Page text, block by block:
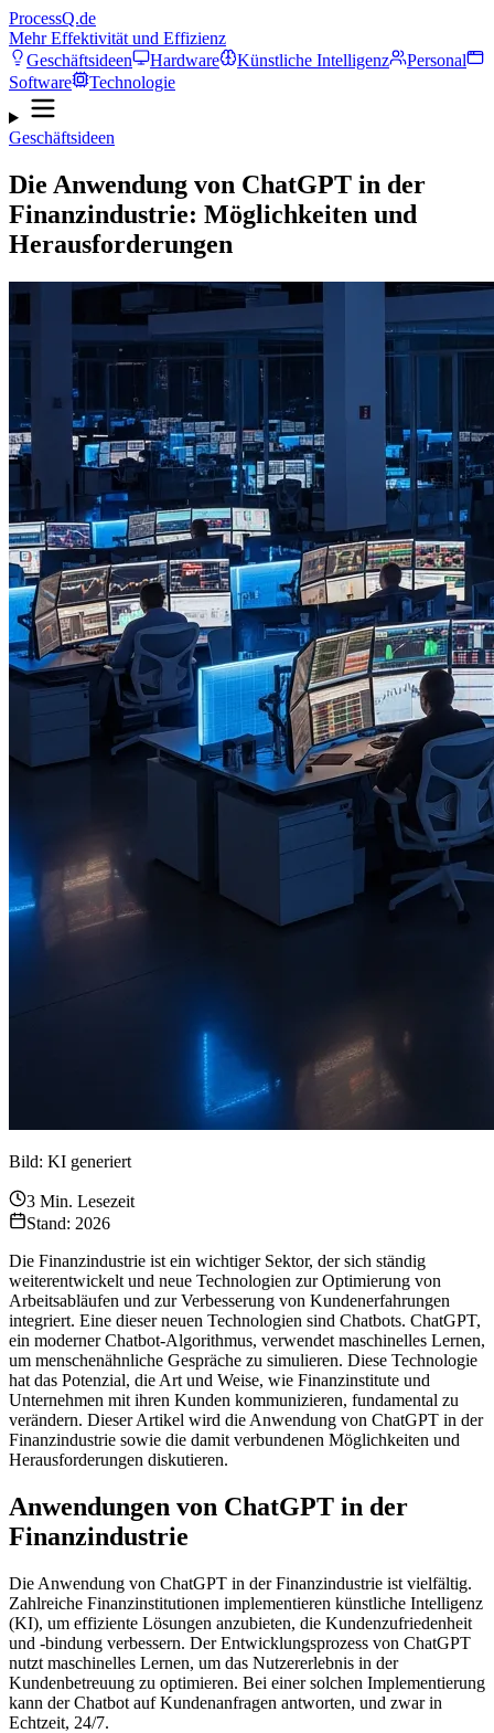
ProcessQ.de
Mehr Effektivität und Effizienz
Geschäftsideen
Hardware Künstliche Intelligenz
Personal
Software
Technologie
Geschäftsideen
Die Anwendung von ChatGPT in der
Finanzindustrie: Möglichkeiten und
Herausforderungen
Bild: KI generiert
3 Min. Lesezeit
Stand: 2026
Die Finanzindustrie ist ein wichtiger Sektor, der sich ständig
weiterentwickelt und neue Technologien zur Optimierung von
Arbeitsabläufen und zur Verbesserung von Kundenerfahrungen
integriert. Eine dieser neuen Technologien sind Chatbots. ChatGPT,
ein moderner Chatbot-Algorithmus, verwendet maschinelles Lernen,
um menschenähnliche Gespräche zu simulieren. Diese Technologie
hat das Potenzial, die Art und Weise, wie Finanzinstitute und
Unternehmen mit ihren Kunden kommunizieren, fundamental zu
verändern. Dieser Artikel wird die Anwendung von ChatGPT in der
Finanzindustrie sowie die damit verbundenen Möglichkeiten und
Herausforderungen diskutieren.
Anwendungen von ChatGPT in der
Finanzindustrie
Die Anwendung von ChatGPT in der Finanzindustrie ist vielfältig.
Zahlreiche Finanzinstitutionen implementieren künstliche Intelligenz
(KI), um effiziente Lösungen anzubieten, die Kundenzufriedenheit
und -bindung verbessern. Der Entwicklungsprozess von ChatGPT
nutzt maschinelles Lernen, um das Nutzererlebnis in der
Kundenbetreuung zu optimieren. Bei einer solchen Implementierung
kann der Chatbot auf Kundenanfragen antworten, und zwar in
Echtzeit, 24/7.